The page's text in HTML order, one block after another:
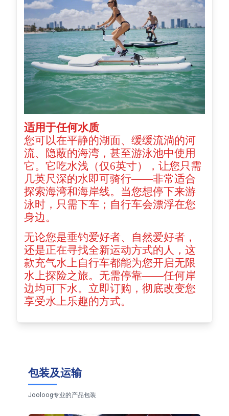
适用于任何水质
您可以在平静的湖面、缓缓流淌的河
流、隐蔽的海湾，甚至游泳池中使用
它。它吃水浅（仅6英寸），让您只需
几英尺深的水即可骑行——非常适合
探索海湾和海岸线。当您想停下来游
泳时，只需下车；自行车会漂浮在您
身边。
无论您是垂钓爱好者、自然爱好者，
还是正在寻找全新运动方式的人，这
款充气水上自行车都能为您开启无限
水上探险之旅。无需停靠——任何岸
边均可下水。立即订购，彻底改变您
享受水上乐趣的方式。
包装及运输
Jooloog专业的产品包装